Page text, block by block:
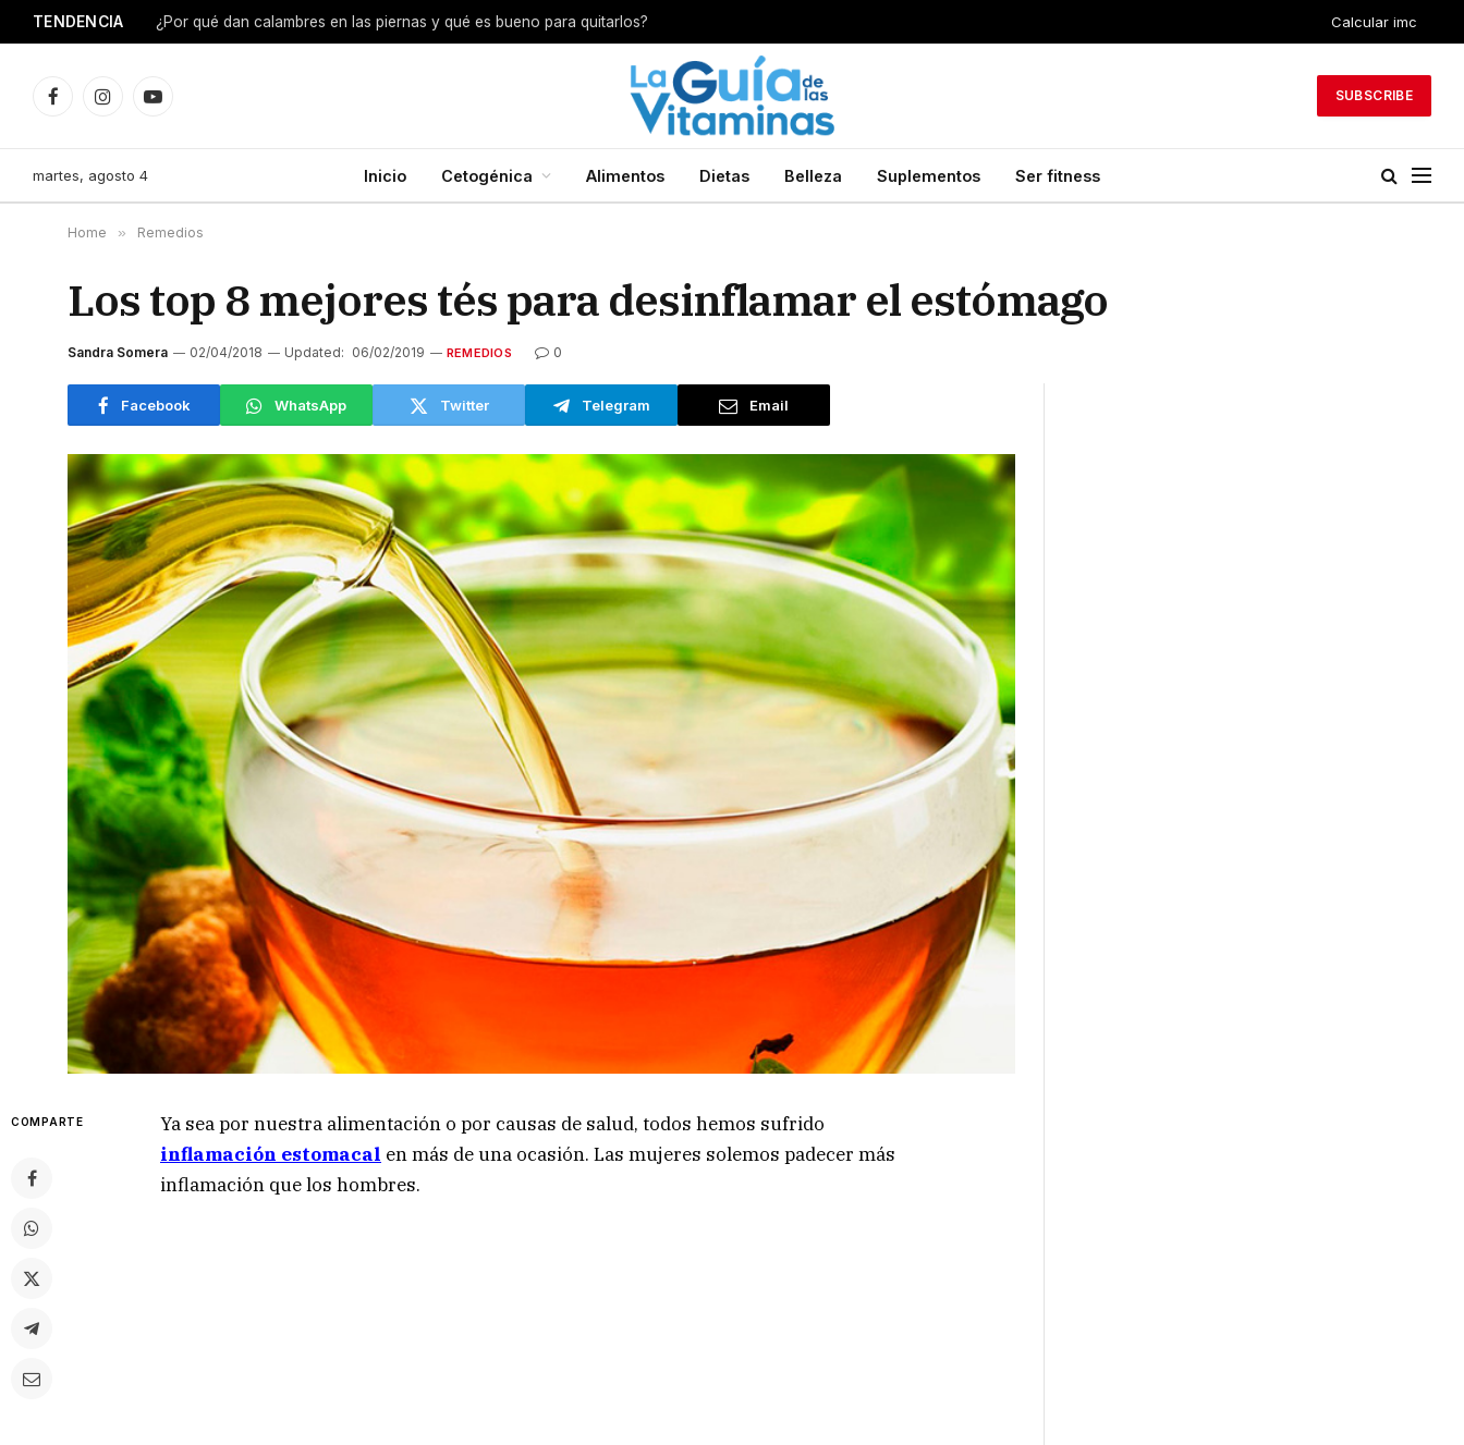
TENDENCIA ¿Por qué dan calambres en las piernas y qué es bueno para quitarlos? Calcular imc
FacebookInstagramYouTube
SUBSCRIBE
martes, agosto 4 Inicio Cetogénica Alimentos Dietas Belleza Suplementos Ser fitness
Home » Remedios
Los top 8 mejores tés para desinflamar el estómago
Sandra Somera 02/04/2018 Updated: 06/02/2019 REMEDIOS 0
Facebook WhatsApp Twitter Telegram Email
COMPARTE
Ya sea por nuestra alimentación o por causas de salud, todos hemos sufrido
inflamación estomacal en más de una ocasión. Las mujeres solemos padecer más
inflamación que los hombres.